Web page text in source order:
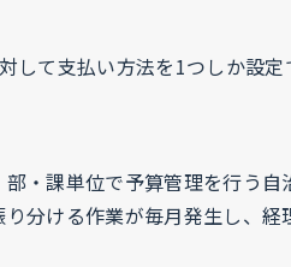
して支払い方法を1つしか設
・課単位で予算管理を行う自
分ける作業が毎月発生し、経